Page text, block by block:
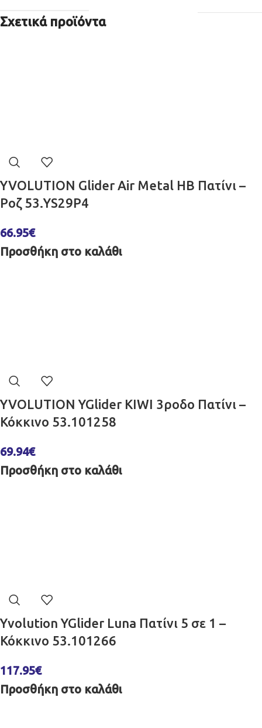
Σχετικά προϊόντα
YVOLUTION Glider Air Metal HB Πατίνι –
Ροζ 53.YS29P4
66.95€
Προσθήκη στο καλάθι
YVOLUTION YGlider KIWI 3ροδο Πατίνι –
Κόκκινο 53.101258
69.94€
Προσθήκη στο καλάθι
Yvolution YGlider Luna Πατίνι 5 σε 1 –
Κόκκινο 53.101266
117.95€
Προσθήκη στο καλάθι